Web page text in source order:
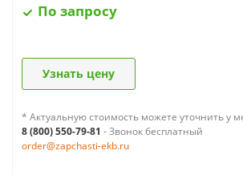
По запросу
Узнать цену
* Актуальную стоимость можете уточнить у
8 (800) 550-79-81 - Звонок бесплатный
order@zapchasti-ekb.ru